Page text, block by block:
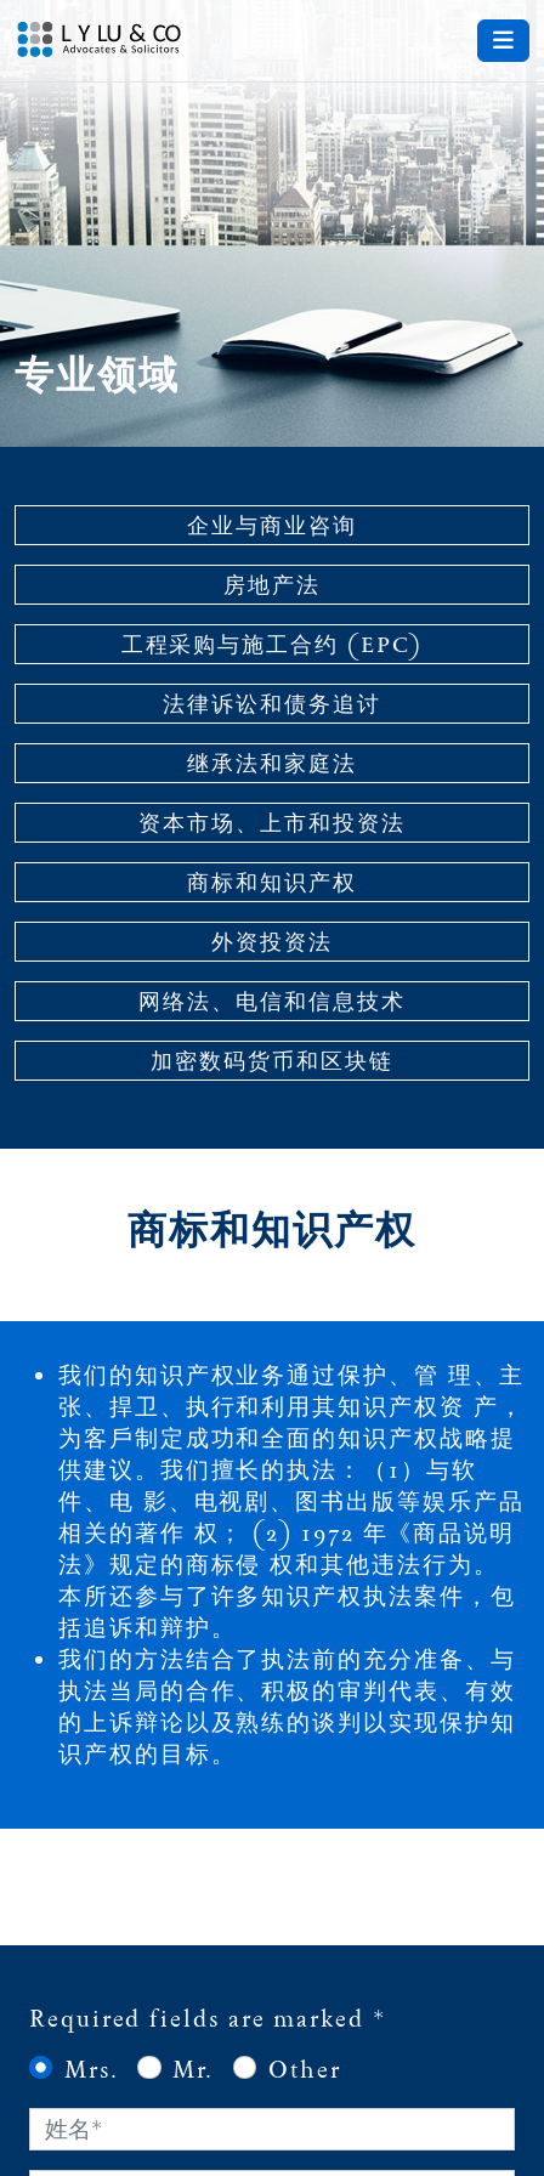
专业领域
企业与商业咨询
房地产法
⼯程采购与施⼯合约 (EPC)
法律诉讼和债务追讨
继承法和家庭法
资本市场、上市和投资法
商标和知识产权
外资投资法
⽹络法、电信和信息技术
加密数码货币和区块链
商标和知识产权
我们的知识产权业务通过保护、管 理、主
张、捍卫、执⾏和利⽤其知识产权资 产，
为客⼾制定成功和全⾯的知识产权战略提
供建议。我们擅⻓的执法：（1）与软
件、电 影、电视剧、图书出版等娱乐产品
相关的著作 权； (2) 1972 年《商品说明
法》规定的商标侵 权和其他违法⾏为。
本所还参与了许多知识产权执法案件，包
括追诉和辩护。
我们的⽅法结合了执法前的充分准备、与
执法当局的合作、积极的审判代表、有效
的上诉辩论以及熟练的谈判以实现保护知
识产权的目标。
Required fields are marked *
Mrs.
Mr. Other